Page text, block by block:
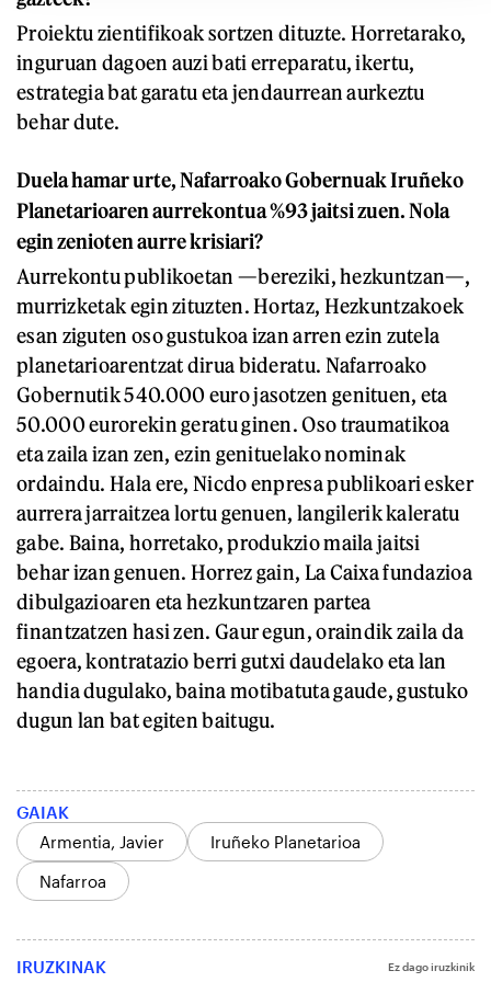
Proiektu zientifikoak sortzen dituzte. Horretarako,
inguruan dagoen auzi bati erreparatu, ikertu,
estrategia bat garatu eta jendaurrean aurkeztu
behar dute.
Duela hamar urte, Nafarroako Gobernuak Iruñeko
Planetarioaren aurrekontua %93 jaitsi zuen. Nola
egin zenioten aurre krisiari?
Aurrekontu publikoetan —bereziki, hezkuntzan—,
murrizketak egin zituzten. Hortaz, Hezkuntzakoek
esan ziguten oso gustukoa izan arren ezin zutela
planetarioarentzat dirua bideratu. Nafarroako
Gobernutik 540.000 euro jasotzen genituen, eta
50.000 eurorekin geratu ginen. Oso traumatikoa
eta zaila izan zen, ezin genituelako nominak
ordaindu. Hala ere, Nicdo enpresa publikoari esker
aurrera jarraitzea lortu genuen, langilerik kaleratu
gabe. Baina, horretako, produkzio maila jaitsi
behar izan genuen. Horrez gain, La Caixa fundazioa
dibulgazioaren eta hezkuntzaren partea
finantzatzen hasi zen. Gaur egun, oraindik zaila da
egoera, kontratazio berri gutxi daudelako eta lan
handia dugulako, baina motibatuta gaude, gustuko
dugun lan bat egiten baitugu.
GAIAK
Armentia, Javier
Iruñeko Planetarioa
Nafarroa
IRUZKINAK Ez dago iruzkinik